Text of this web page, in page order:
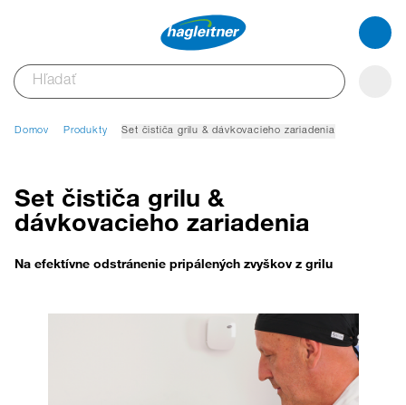
Domov Produkty Set čističa grilu & dávkovacieho zariadenia
Set čističa grilu &
dávkovacieho zariadenia
Na efektívne odstránenie pripálených zvyškov z grilu